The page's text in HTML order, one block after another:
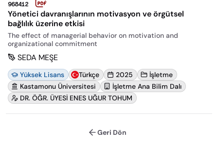
968412
Yönetici davranışlarının motivasyon ve örgütsel
bağlılık üzerine etkisi
The effect of managerial behavior on motivation and
organizational commitment
SEDA MEŞE
Yüksek Lisans Türkçe 2025
İşletme
Kastamonu Üniversitesi
İşletme Ana Bilim Dalı
DR. ÖĞR. ÜYESİ ENES UĞUR TOHUM
Geri Dön